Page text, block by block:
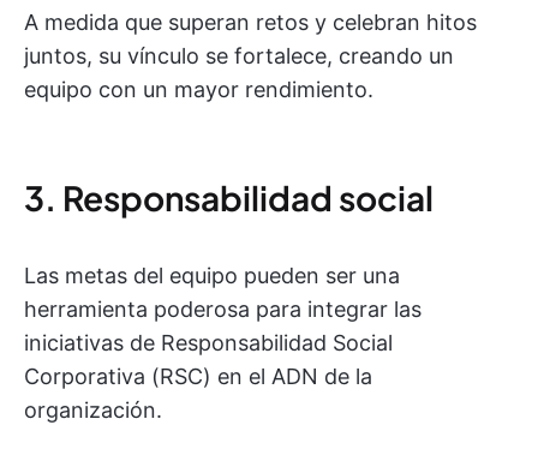
A medida que superan retos y celebran hitos
juntos, su vínculo se fortalece, creando un
equipo con un mayor rendimiento.
3. Responsabilidad social
Las metas del equipo pueden ser una
herramienta poderosa para integrar las
iniciativas de Responsabilidad Social
Corporativa (RSC) en el ADN de la
organización.